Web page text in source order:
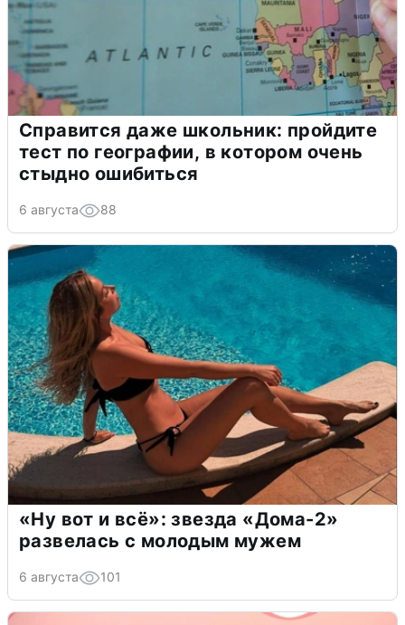
Справится даже школьник: пройдите
тест по географии, в котором очень
стыдно ошибиться
6 августа 88
«Ну вот и всё»: звезда «Дома-2»
развелась с молодым мужем
6 августа 101